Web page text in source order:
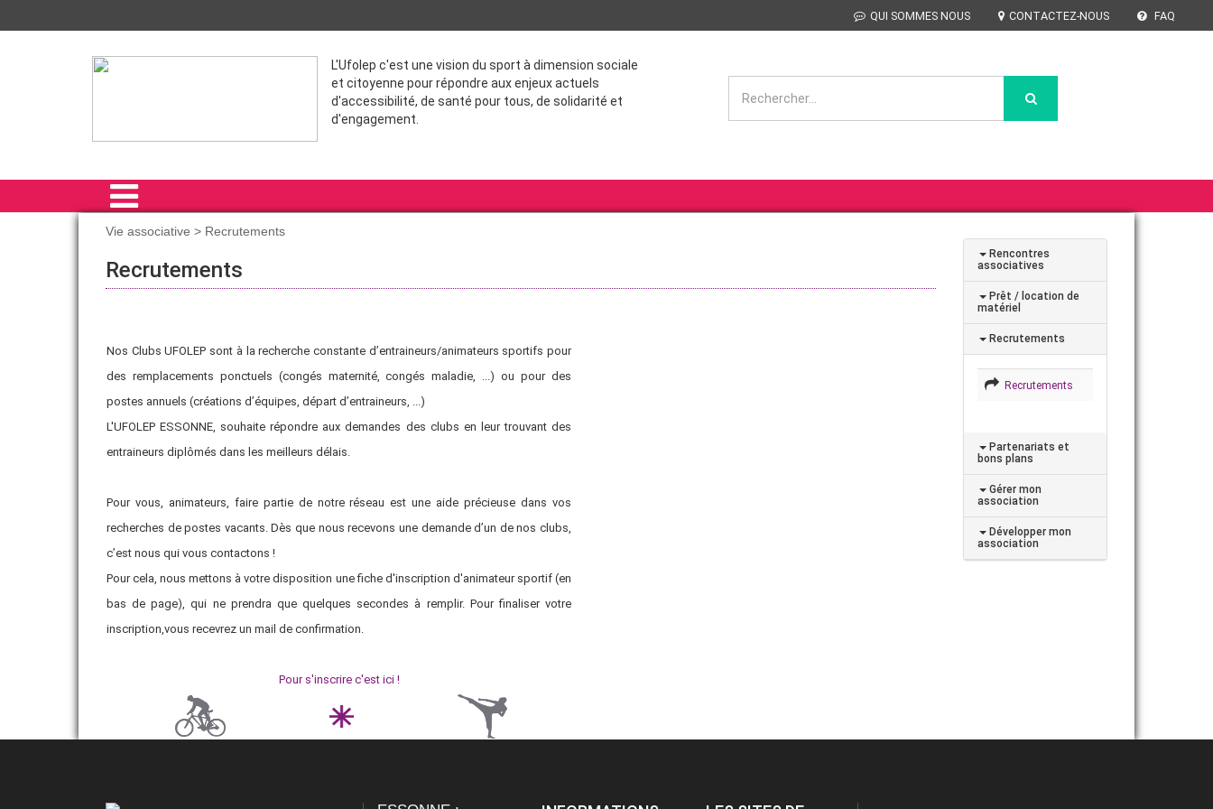
QUI SOMMES NOUS CONTACTEZ-NOUS FAQ
L'Ufolep c'est une vision du sport à dimension sociale
et citoyenne pour répondre aux enjeux actuels
d'accessibilité, de santé pour tous, de solidarité et
d'engagement.
L'UFOLEP 91
VIE SPORTIVE
Vie associative > Recrutements
Recrutements
Nos Clubs UFOLEP sont à la recherche constante d’entraineurs/animateurs sportifs pour
des remplacements ponctuels (congés maternité, congés maladie, ...) ou pour des
postes annuels (créations d’équipes, départ d’entraineurs, ...)
L'UFOLEP ESSONNE, souhaite répondre aux demandes des clubs en leur trouvant des
entraineurs diplômés dans les meilleurs délais.
Pour vous, animateurs, faire partie de notre réseau est une aide précieuse dans vos
recherches de postes vacants. Dès que nous recevons une demande d’un de nos clubs,
c’est nous qui vous contactons !
Pour cela, nous mettons à votre disposition une fiche d'inscription d'animateur sportif (en
bas de page), qui ne prendra que quelques secondes à remplir. Pour finaliser votre
inscription,vous recevrez un mail de confirmation.
Pour s'inscrire c'est ici !
Rencontres
associatives
Prêt / location de
matériel
Recrutements
Recrutements
Partenariats et
bons plans
Gérer mon
association
Développer mon
association